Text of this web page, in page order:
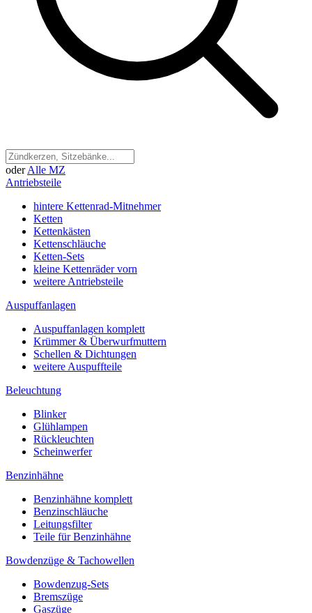
oder Alle MZ
Antriebsteile
hintere Kettenrad-Mitnehmer
Ketten
Kettenkästen
Kettenschläuche
Ketten-Sets
kleine Kettenräder vorn
weitere Antriebsteile
Auspuffanlagen
Auspuffanlagen komplett
Krümmer & Überwurfmuttern
Schellen & Dichtungen
weitere Auspuffteile
Beleuchtung
Blinker
Glühlampen
Rückleuchten
Scheinwerfer
Benzinhähne
Benzinhähne komplett
Benzinschläuche
Leitungsfilter
Teile für Benzinhähne
Bowdenzüge & Tachowellen
Bowdenzug-Sets
Bremszüge
Gaszüge